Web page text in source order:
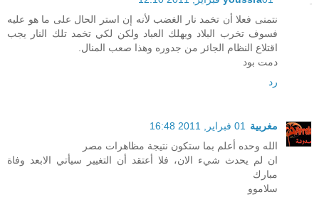
نتمنى فعلا أن تخمد نار الغضب لأنه إن استر الحال على ما هو عليه
فسوف تخرب البلاد ويهلك العباد ولكن لكي تخمد تلك النار يجب
اقتلاع النظام الجائر من جدوره وهذا صعب المنال.
دمت بود
رد
مغربية
01 فبراير, 2011 16:48
الله وحده أعلم بما ستكون نتيجة مظاهرات مصر
ان لم يحدث شيء الان، فلا أعتقد أن التغيير سيأتي الابعد وفاة
مبارك
سلاموو